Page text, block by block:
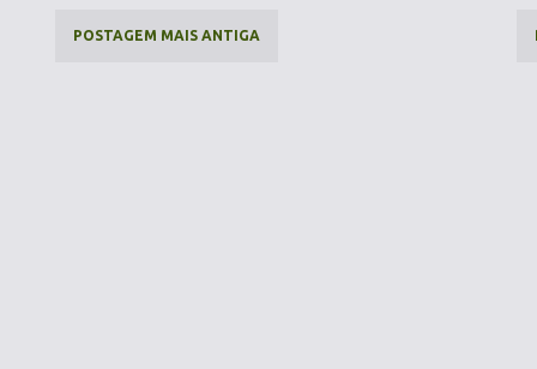
POSTAGEM MAIS ANTIGA